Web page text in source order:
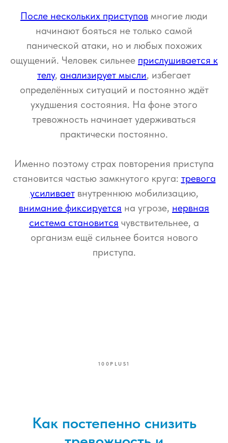
После нескольких приступов многие люди
начинают бояться не только самой
панической атаки, но и любых похожих
ощущений. Человек сильнее прислушивается к
телу, анализирует мысли, избегает
определённых ситуаций и постоянно ждёт
ухудшения состояния. На фоне этого
тревожность начинает удерживаться
практически постоянно.
Именно поэтому страх повторения приступа
становится частью замкнутого круга: тревога
усиливаетвнутреннюю мобилизацию,
внимание фиксируется на угрозе, нервная
система становится чувствительнее, а
организм ещё сильнее боится нового
приступа.
100PLUS1
Как постепенно снизить